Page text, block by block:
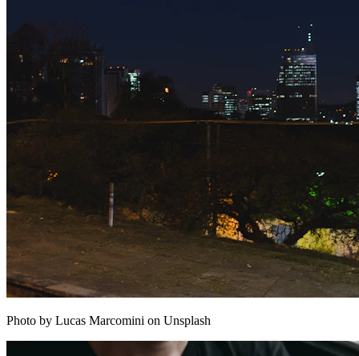
Photo by Lucas Marcomini on Unsplash